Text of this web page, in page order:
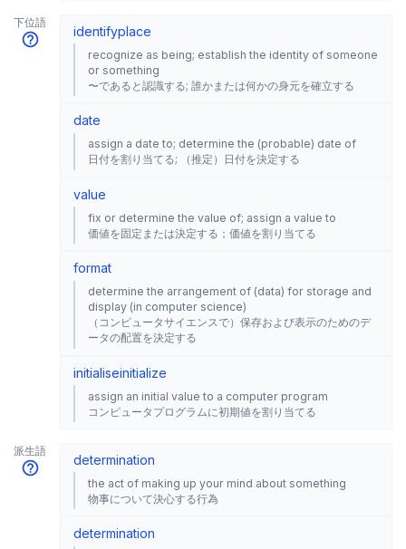
下位語
identifyplace
recognize as being; establish the identity of someone
or something
〜であると認識する; 誰かまたは何かの身元を確立する
date
assign a date to; determine the (probable) date of
日付を割り当てる; （推定）日付を決定する
value
fix or determine the value of; assign a value to
価値を固定または決定する；価値を割り当てる
format
determine the arrangement of (data) for storage and
display (in computer science)
（コンピュータサイエンスで）保存および表示のためのデ
ータの配置を決定する
initialiseinitialize
assign an initial value to a computer program
コンピュータプログラムに初期値を割り当てる
派生語
determination
the act of making up your mind about something
物事について決心する行為
determination